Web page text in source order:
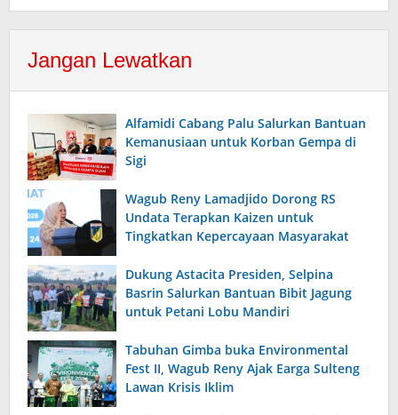
Jangan Lewatkan
Alfamidi Cabang Palu Salurkan Bantuan
Kemanusiaan untuk Korban Gempa di
Sigi
Wagub Reny Lamadjido Dorong RS
Undata Terapkan Kaizen untuk
Tingkatkan Kepercayaan Masyarakat
Dukung Astacita Presiden, Selpina
Basrin Salurkan Bantuan Bibit Jagung
untuk Petani Lobu Mandiri
Tabuhan Gimba buka Environmental
Fest II, Wagub Reny Ajak Earga Sulteng
Lawan Krisis Iklim